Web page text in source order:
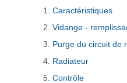
Caractéristiques
Vidange -
Purge du circuit de
Radiateur
Contrôle